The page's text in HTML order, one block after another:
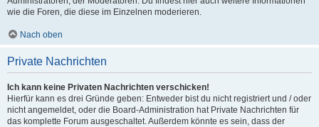
wie die Foren, die diese im Einzelnen moderieren.
Nach oben
Private Nachrichten
Ich kann keine Privaten Nachrichten verschicken!
Hierfür kann es drei Gründe geben: Entweder bist du nicht registriert und / oder
nicht angemeldet, oder die Board-Administration hat Private Nachrichten für
das komplette Forum ausgeschaltet. Außerdem könnte es sein, dass der